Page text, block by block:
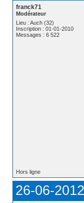
franck71
Modérateur
Lieu : Auch (32)
Inscription : 01-01-2010
Messages : 6 522
Hors ligne
26-06-